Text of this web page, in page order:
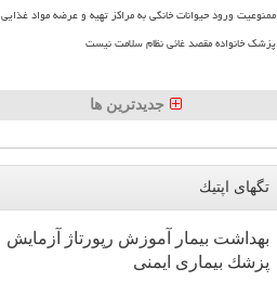
ممنوعیت ورود حیوانات خانگی به مراکز تهیه و عرضه مواد غذایی
پزشک خانواده مقصد غائی نظام سلامت نیست
جدیدترین ها
تگهای اپتیك
بهداشت بیمار آموزش رپورتاژ
آزمایش
پزشك بیماری ایمنی